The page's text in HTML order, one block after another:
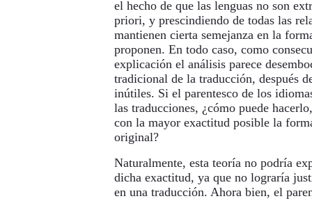
el hecho de que las lenguas no son
priori, y prescindiendo de todas las
mantienen cierta semejanza en la
proponen. En todo caso, como
explicación el análisis parece
tradicional de la traducción, después
inútiles. Si el parentesco de los
las traducciones, ¿cómo puede
con la mayor exactitud posible la
original?
Naturalmente, esta teoría no podría
dicha exactitud, ya que no lograría
en una traducción. Ahora bien, el